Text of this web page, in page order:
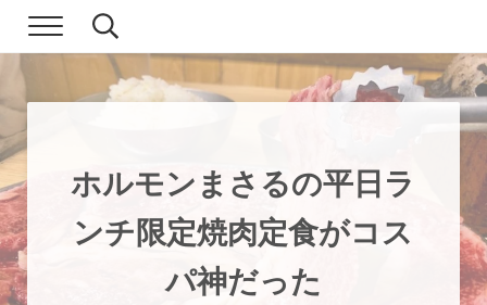
Skip to main content
Skip to header right navigation
Skip to site footer
現実逃避.com
食べ歩き、一人旅…そして時々家族旅行
Menu Search...
ホルモンまさるの平日ラ
ンチ限定焼肉定食がコス
パ神だった